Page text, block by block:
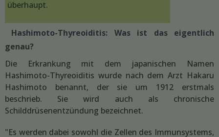
überhaupt.
Hashimoto-Thyreoiditis: Was ist das eigentlich
genau?
Die Erkrankung mit dem japanischen Namen
Hashimoto-Thyreoiditis wurde nach dem Arzt Hakaru
Hashimoto benannt, der sie um 1912 erstmals
beschrieb. Sie wird auch als chronische
Schilddrüsenentzündung bezeichnet.
"Es werden dabei sowohl die Zellen des Immunsystems,